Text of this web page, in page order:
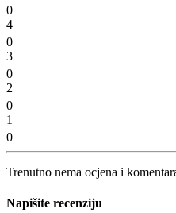
0
4
0
3
0
2
0
1
0
Trenutno nema ocjena i
Napišite recenziju